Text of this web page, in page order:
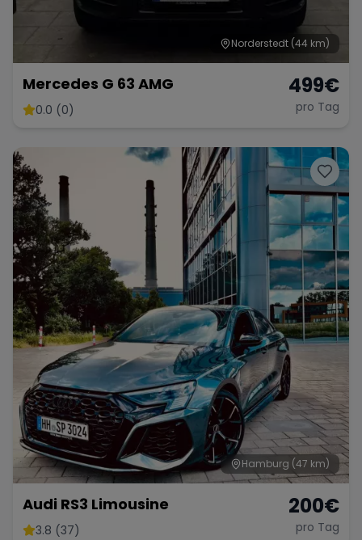
Norderstedt (44 km)
Mercedes G 63 AMG
0.0 (0)
499€
pro Tag
Hamburg (47 km)
Audi RS3 Limousine
3.8 (37)
200€
pro Tag